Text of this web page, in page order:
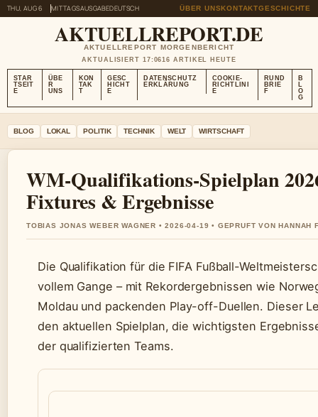
THU, AUG 6 MITTAGSAUSGABEDEUTSCH ÜBER UNSKONTAKTGESCHICHTE
AKTUELLREPORT.DE
AKTUELLREPORT MORGENBERICHT
AKTUALISIERT 17:0616 ARTIKEL HEUTE
STAR
TSEIT
E
ÜBE
R
UNS
KON
TAK
T
GESC
HICHT
E
DATENSCHUTZ
ERKLÄRUNG
COOKIE-
RICHTLINI
E
RUND
BRIE
F
B
L
O
G
BLOG LOKAL POLITIK TECHNIK WELT WIRTSCHAFT
WM-Qualifikations-Spielplan
Fixtures & Ergebnisse
TOBIAS JONAS WEBER WAGNER • 2026-04-19 • GEPRUFT VON HANNAH
Die Qualifikation für die FIFA Fußball-
vollem Gange – mit Rekordergebnissen wie
Moldau und packenden Play-off-Duellen. Dieser
den aktuellen Spielplan, die wichtigsten
der qualifizierten Teams.